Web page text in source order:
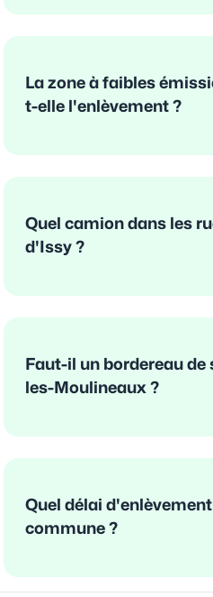
La zone à faibles
t-elle l'enlèvement ?
Quel camion dans les
d'Issy ?
Faut-il un bordereau de
les-Moulineaux ?
Quel délai
commune ?